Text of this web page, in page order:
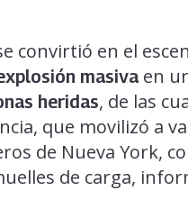
convirtió en el
masivaen
heridas, de las
que movilizó a
de Nueva York,
de carga,